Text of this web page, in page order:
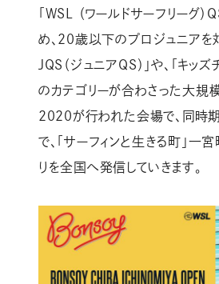
「WSL （ワールドサーフリーグ
め、20歳以下のプロジュニアを
JQS（ジュニアQS）」や、「キッズ
のカテゴリーが合わさった大規
2020が行われた会場で、同時
で、「サーフィンと生きる町」一
りを全国へ発信していきます。